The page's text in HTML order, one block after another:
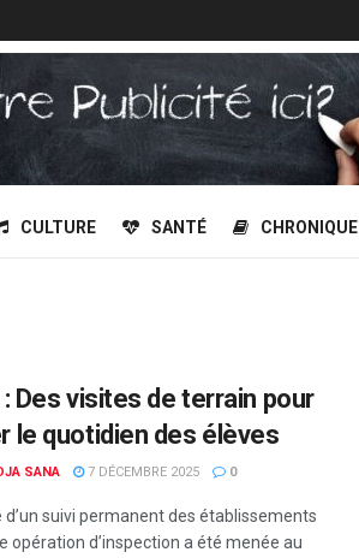
CULTURE SANTÉ CHRONIQUE
: Des visites de terrain pour
le quotidien des élèves
SANA 7 DÉCEMBRE 2025 0
d’un suivi permanent des établissements
opération d’inspection a été menée au